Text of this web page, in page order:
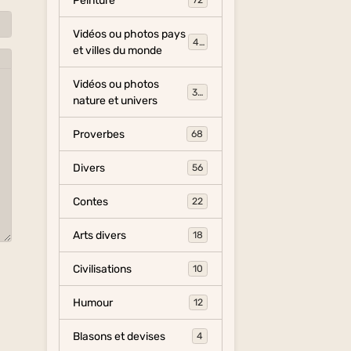
Vidéos ou photos pays
et villes du monde
454
Vidéos ou photos
nature et univers
325
Proverbes 68
Divers 56
Contes 22
Arts divers 18
Civilisations 10
Humour 12
Blasons et devises 4